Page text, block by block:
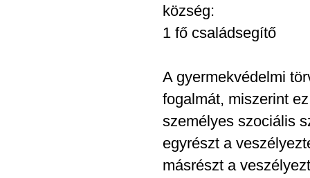
község:
1 fő családsegítő
A gyermekvédelmi
fogalmát, miszerint
személyes szociális
egyrészt a
másrészt a